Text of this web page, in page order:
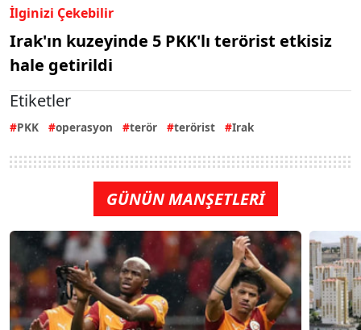
İlginizi Çekebilir
Irak'ın kuzeyinde 5 PKK'lı terörist etkisiz
hale getirildi
Etiketler
PKK operasyon terör terörist Irak
GÜNÜN MANŞETLERİ